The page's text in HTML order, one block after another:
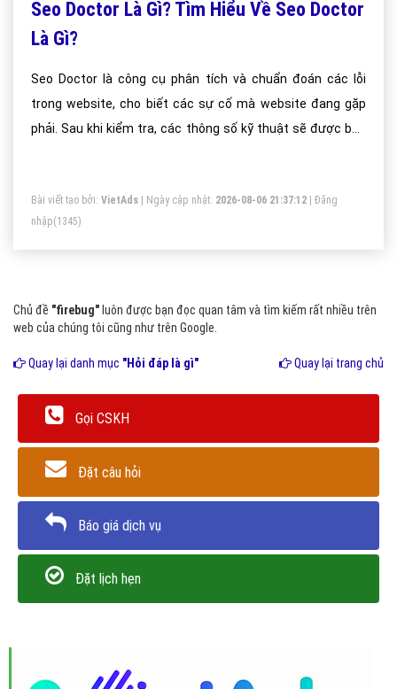
Seo Doctor Là Gì? Tìm Hiểu Về Seo Doctor
Là Gì?
Seo Doctor là công cụ phân tích và chuẩn đoán các lỗi
trong website, cho biết các sự cố mà website đang gặp
phải. Sau khi kiểm tra, các thông số kỹ thuật sẽ được báo
Bài viết tạo bởi: VietAds | Ngày cập nhật: 2026-08-06 21:37:12
Đăng
nhập(1345)
Chủ đề "firebug" luôn được bạn đọc quan tâm và tìm kiếm rất nhiều trên
web của chúng tôi cũng như trên Google.
Quay lại danh mục "Hỏi đáp là gì" Quay lại trang chủ
Gọi CSKH
Đặt câu hỏi
Báo giá dịch vụ
Đặt lịch hẹn